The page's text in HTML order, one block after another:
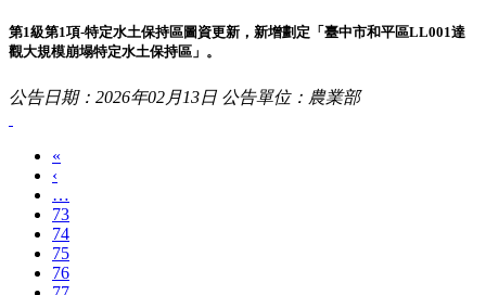
第1級第1項-特定水土保持區圖資更新，新增劃定「臺中市和平區LL001達
觀大規模崩塌特定水土保持區」。
公告日期：2026年02月13日 公告單位：農業部
«
‹
…
73
74
75
76